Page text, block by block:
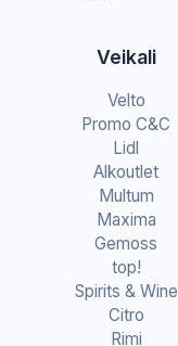
Veikali
Velto
Promo C&C
Lidl
Alkoutlet
Multum
Maxima
Gemoss
top!
Spirits & Wine
Citro
Rimi